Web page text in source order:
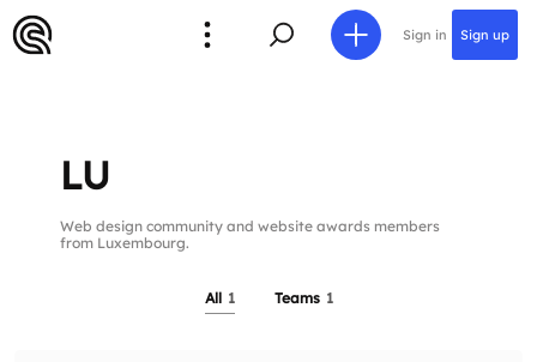
Sign in Sign up
LU
Web design community and website awards members
from Luxembourg.
All 1 Teams 1